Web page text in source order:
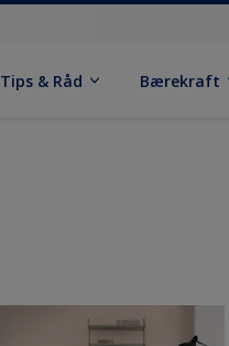
Tips & Råd Bærekraft